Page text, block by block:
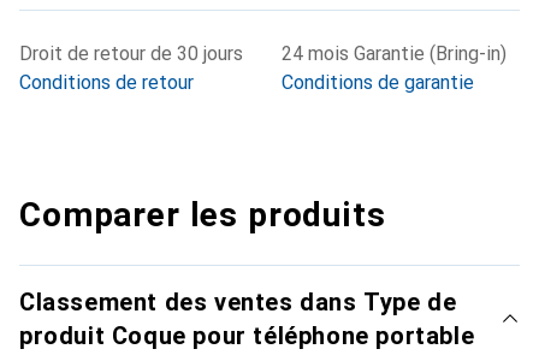
Droit de retour de 30 jours
Conditions de retour
24 mois Garantie (Bring-in)
Conditions de garantie
Comparer les produits
Classement des ventes dans Type de
produit Coque pour téléphone portable